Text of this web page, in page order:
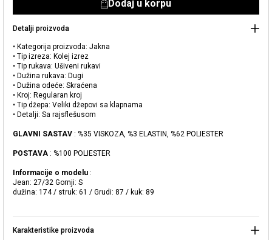
Dodaj u korpu
Detalji proizvoda
• Kategorija proizvoda: Jakna
• Tip izreza: Kolej izrez
• Tip rukava: Ušiveni rukavi
• Dužina rukava: Dugi
• Dužina odeće: Skraćena
• Kroj: Regularan kroj
• Tip džepa: Veliki džepovi sa klapnama
• Detalji: Sa rajsflešusom
GLAVNI SASTAV : %35 VISKOZA, %3 ELASTIN, %62 POLIESTER
POSTAVA : %100 POLIESTER
Informacije o modelu :
Jean: 27/32 Gornji: S
dužina: 174 / struk: 61 / Grudi: 87 / kuk: 89
Karakteristike proizvoda
Naše prodavnice
informacija o državi i gradu.
Upozorenje o zalihama
lageru, poslaćemo a obaveštenje
6.999,00 RSD